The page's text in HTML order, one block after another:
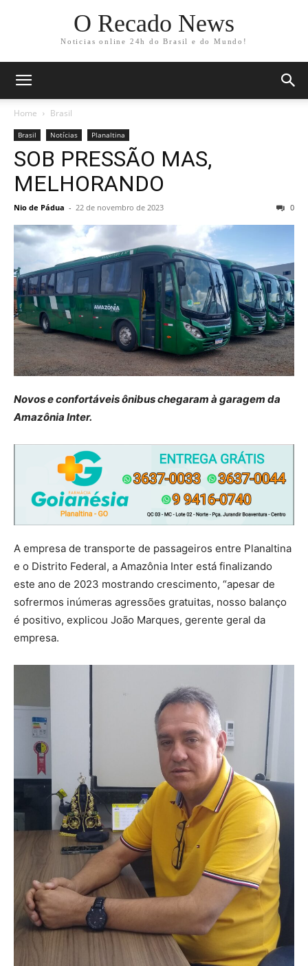
O Recado News
Noticias online 24h do Brasil e do Mundo!
Home Brasil
Brasil Notícias Planaltina
SOB PRESSÃO MAS,
MELHORANDO
Nio de Pádua - 22 de novembro de 2023 0
Novos e confortáveis ônibus chegaram à garagem da
Amazônia Inter.
A empresa de transporte de passageiros entre Planaltina
e o Distrito Federal, a Amazônia Inter está finalizando
este ano de 2023 mostrando crescimento, “apesar de
sofrermos inúmeras agressões gratuitas, nosso balanço
é positivo, explicou João Marques, gerente geral da
empresa.